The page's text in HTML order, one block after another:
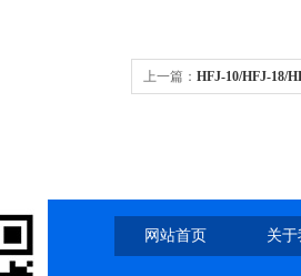
上一篇： HFJ-10/HFJ-18/
网站首页 关